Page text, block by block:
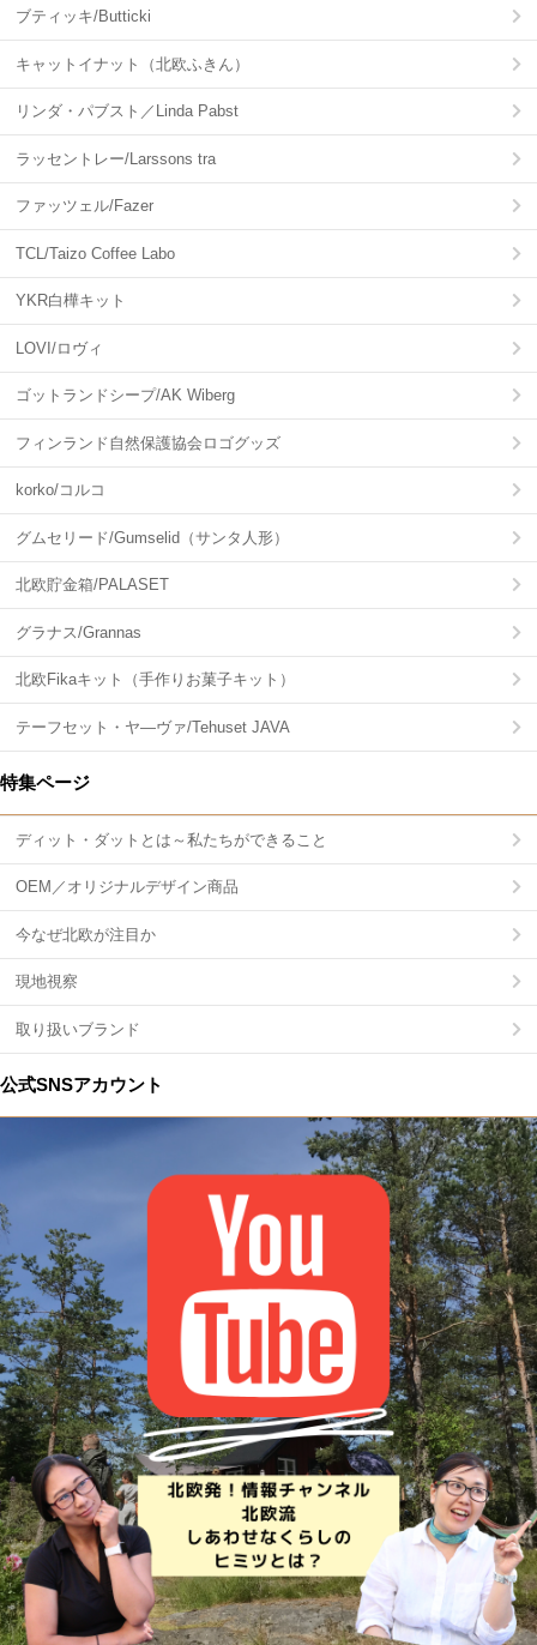
ブティッキ/Butticki
キャットイナット（北欧ふきん）
リンダ・パブスト／Linda Pabst
ラッセントレー/Larssons tra
ファッツェル/Fazer
TCL/Taizo Coffee Labo
YKR白樺キット
LOVI/ロヴィ
ゴットランドシープ/AK Wiberg
フィンランド自然保護協会ロゴグッズ
korko/コルコ
グムセリード/Gumselid（サンタ人形）
北欧貯金箱/PALASET
グラナス/Grannas
北欧Fikaキット（手作りお菓子キット）
テーフセット・ヤ―ヴァ/Tehuset JAVA
特集ページ
ディット・ダットとは～私たちができること
OEM／オリジナルデザイン商品
今なぜ北欧が注目か
現地視察
取り扱いブランド
公式SNSアカウント